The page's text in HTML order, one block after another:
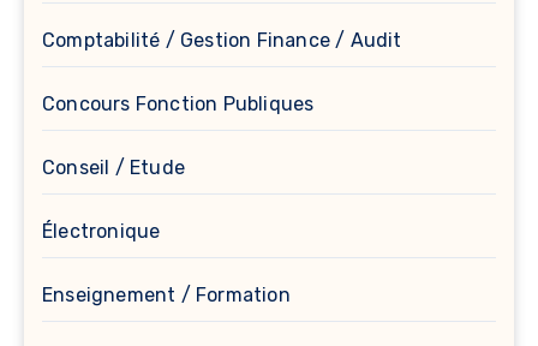
Comptabilité / Gestion Finance / Audit
Concours Fonction Publiques
Conseil / Etude
Électronique
Enseignement / Formation